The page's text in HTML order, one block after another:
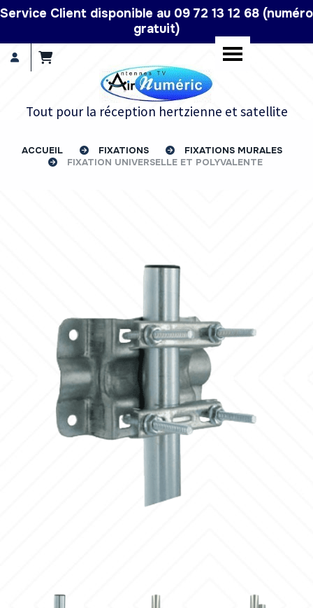
Service Client disponible au 09 72 13 12 68 (numéro
gratuit)
Tout pour la réception hertzienne et satellite
ACCUEIL FIXATIONS
FIXATIONS MURALES
FIXATION UNIVERSELLE ET POLYVALENTE